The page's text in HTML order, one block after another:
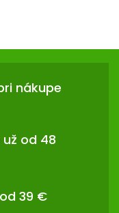
nákupe
od 48
39 €